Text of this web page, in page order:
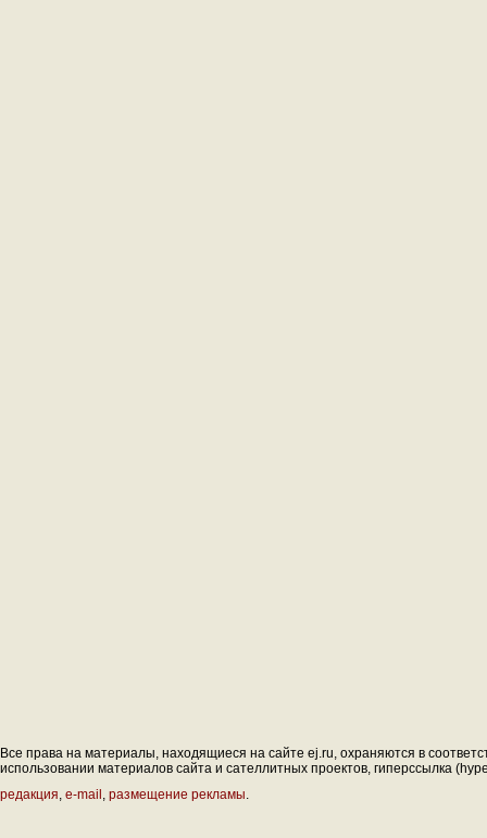
Все права на материалы, находящиеся на сайте ej.ru, охраняются в
использовании материалов сайта и сателлитных проектов, гиперссылка
редакция, e-mail , размещение рекламы.